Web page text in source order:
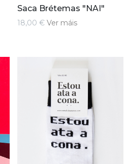
Saca Brétemas "NAI"
18,00 € Ver máis